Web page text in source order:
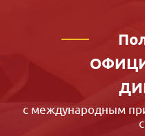
с международным